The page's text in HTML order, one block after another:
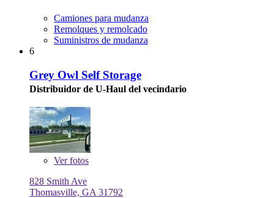
Camiones para mudanza
Remolques y remolcado
Suministros de mudanza
6
Grey Owl Self Storage
Distribuidor de U-Haul del vecindario
Verfotos
828 Smith Ave
Thomasville, GA 31792